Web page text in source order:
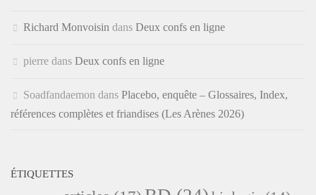
Richard Monvoisin dans Deux confs en ligne
pierre dans Deux confs en ligne
Soadfandaemon dans Placebo, enquête – Glossaires, Index,
références complètes et friandises (Les Arènes 2026)
ÉTIQUETTES